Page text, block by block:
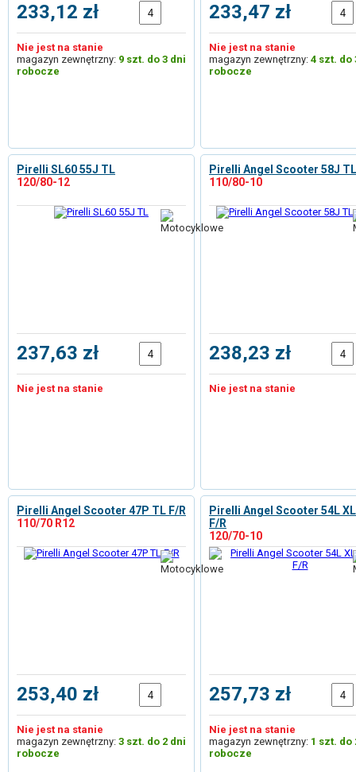
233,12 zł
Nie jest na stanie
magazyn zewnętrzny: 9 szt. do 3 dni
robocze
233,47 zł
Nie jest na stanie
magazyn zewnętrzny: 4 szt. do
robocze
Pirelli SL60 55J TL
120/80-12
237,63 zł
Nie jest na stanie
Pirelli Angel Scooter 58J
110/80-10
238,23 zł
Nie jest na stanie
Pirelli Angel Scooter 47P TL F/R
110/70 R12
253,40 zł
Nie jest na stanie
magazyn zewnętrzny: 3 szt. do 2 dni
robocze
Pirelli Angel Scooter 54L
F/R
120/70-10
257,73 zł
Nie jest na stanie
magazyn zewnętrzny: 1 szt. do
robocze